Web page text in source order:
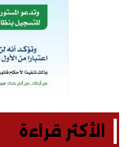
الأكثر قراءة